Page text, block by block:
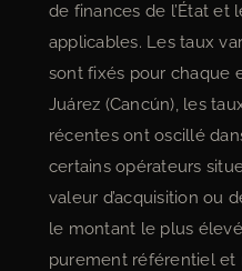
de finances de l’État et
applicables. Les taux
sont fixés pour chaque
Juárez (Cancún), les
récentes ont oscillé
certains opérateurs
valeur d’acquisition ou
le montant le plus
purement référentiel et